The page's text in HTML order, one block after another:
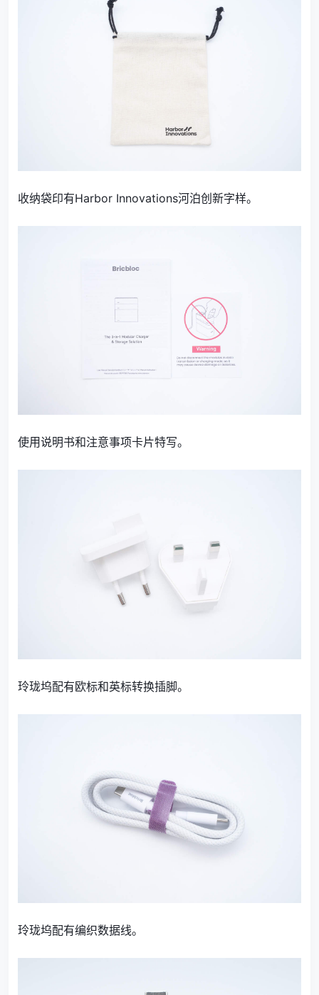
收纳袋印有Harbor Innovations河泊创新字样。
使用说明书和注意事项卡片特写。
玲珑坞配有欧标和英标转换插脚。
玲珑坞配有编织数据线。